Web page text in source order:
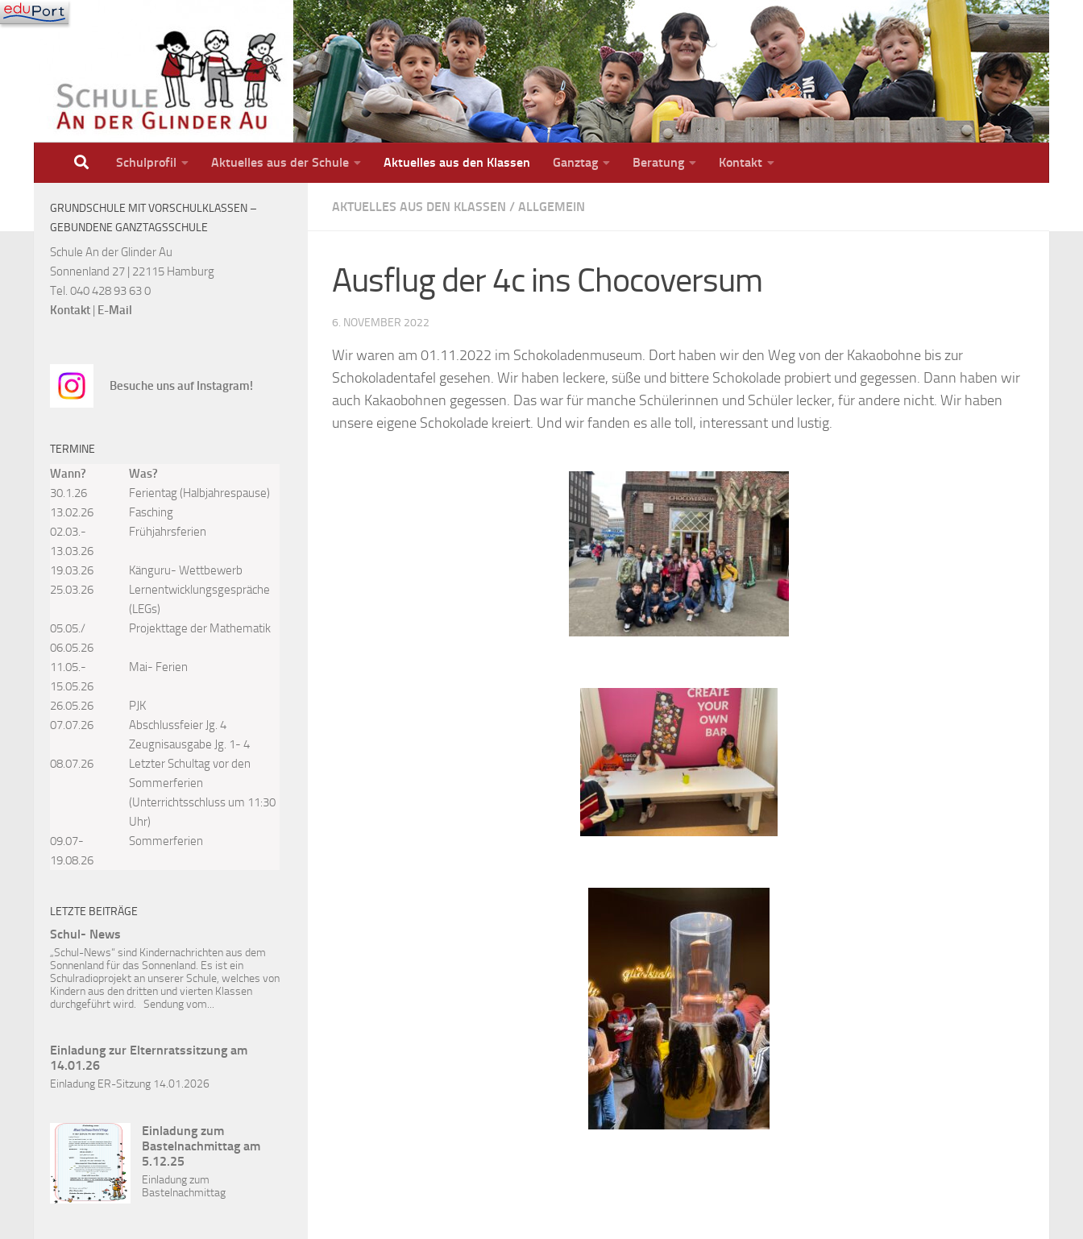
Zum Inhalt springen
Schulprofil Aktuelles aus der Schule Aktuelles aus den Klassen Ganztag Beratung Kontakt
AKTUELLES AUS DEN KLASSEN / ALLGEMEIN
Ausflug der 4c ins Chocoversum
6. NOVEMBER 2022
Wir waren am 01.11.2022 im Schokoladenmuseum. Dort haben wir den Weg von der Kakaobohne bis zur
Schokoladentafel gesehen. Wir haben leckere, süße und bittere Schokolade probiert und gegessen. Dann haben wir
auch Kakaobohnen gegessen. Das war für manche Schülerinnen und Schüler lecker, für andere nicht. Wir haben
unsere eigene Schokolade kreiert. Und wir fanden es alle toll, interessant und lustig.
GRUNDSCHULE MIT VORSCHULKLASSEN –
GEBUNDENE GANZTAGSSCHULE
Schule An der Glinder Au
Sonnenland 27 | 22115 Hamburg
Tel. 040 428 93 63 0
Kontakt | E-Mail
Besuche uns auf Instagram!
TERMINE
Wann?
Was?
30.1.26
Ferientag (Halbjahrespause)
13.02.26
Fasching
02.03.-
13.03.26
Frühjahrsferien
19.03.26
Känguru- Wettbewerb
25.03.26
Lernentwicklungsgespräche
(LEGs)
05.05./
06.05.26
Projekttage der Mathematik
11.05.-
15.05.26
Mai- Ferien
26.05.26
PJK
07.07.26
Abschlussfeier Jg. 4
Zeugnisausgabe Jg. 1- 4
08.07.26
Letzter Schultag vor den
Sommerferien
(Unterrichtsschluss um 11:30
Uhr)
09.07-
19.08.26
Sommerferien
LETZTE BEITRÄGE
Schul- News
„Schul-News“ sind Kindernachrichten aus dem
Sonnenland für das Sonnenland. Es ist ein
Schulradioprojekt an unserer Schule, welches von
Kindern aus den dritten und vierten Klassen
durchgeführt wird. Sendung vom...
Einladung zur Elternratssitzung am
14.01.26
Einladung ER-Sitzung 14.01.2026
Einladung zum
Bastelnachmittag am
5.12.25
Einladung zum
Bastelnachmittag